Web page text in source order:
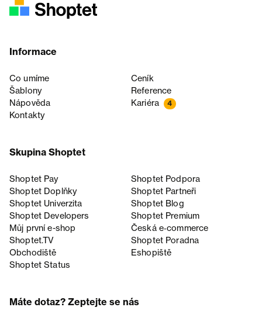
Informace
Co umíme
Ceník
Šablony
Reference
Nápověda
Kariéra 4
Kontakty
Skupina Shoptet
Shoptet Pay
Shoptet Podpora
Shoptet Doplňky
Shoptet Partneři
Shoptet Univerzita
Shoptet Blog
Shoptet Developers
Shoptet Premium
Můj první e-shop
Česká e‑commerce
Shoptet.TV
Shoptet Poradna
Obchodiště
Eshopiště
Shoptet Status
Máte dotaz? Zeptejte se nás